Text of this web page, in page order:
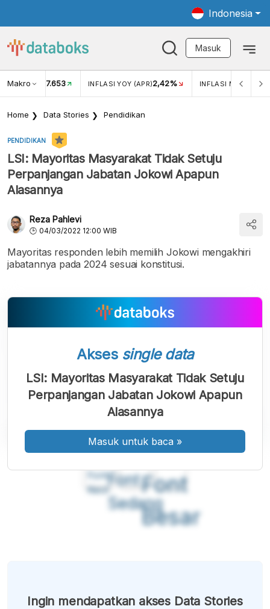
Indonesia
Masuk
Makro
USD/IDR 17.653 INFLASI YOY (APR)2,42% INFLASI MOM (APR)
Home Data Stories Pendidikan
PENDIDIKAN
LSI: Mayoritas Masyarakat Tidak Setuju
Perpanjangan Jabatan Jokowi Apapun
Alasannya
Reza Pahlevi
04/03/2022 12:00 WIB
Mayoritas responden lebih memilih Jokowi mengakhiri
jabatannya pada 2024 sesuai konstitusi.
Font
Kecil
Font
Sedang
Font
Besar
Akses single data
LSI: Mayoritas Masyarakat Tidak Setuju
Perpanjangan Jabatan Jokowi Apapun
Alasannya
Masuk untuk baca »
Ingin mendapatkan akses Data Stories